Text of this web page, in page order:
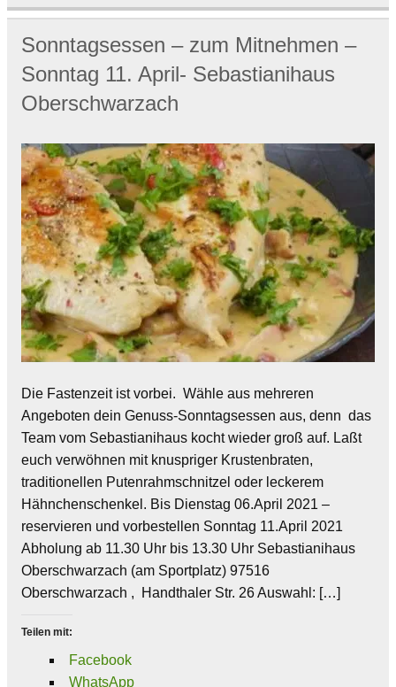
Sonntagsessen – zum Mitnehmen –
Sonntag 11. April- Sebastianihaus
Oberschwarzach
Die Fastenzeit ist vorbei. Wähle aus mehreren
Angeboten dein Genuss-Sonntagsessen aus, denn das
Team vom Sebastianihaus kocht wieder groß auf. Laßt
euch verwöhnen mit knuspriger Krustenbraten,
traditionellen Putenrahmschnitzel oder leckerem
Hähnchenschenkel. Bis Dienstag 06.April 2021 –
reservieren und vorbestellen Sonntag 11.April 2021
Abholung ab 11.30 Uhr bis 13.30 Uhr Sebastianihaus
Oberschwarzach (am Sportplatz) 97516
Oberschwarzach , Handthaler Str. 26 Auswahl: […]
Teilen mit:
Facebook
WhatsApp